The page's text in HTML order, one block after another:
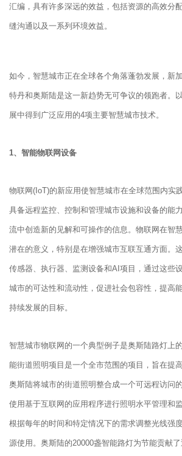
汇编，具有许多深远的效益，包括资源的高效分
缝沟通以及一系列环境效益。
如今，智慧城市正在全球各个角落蓬勃发展，新
特丹和奥斯陆是这一新趋势无可争议的领跑者。
展中得到广泛应用的4项主要智慧城市技术。
1、智能物联网设备
物联网(IoT)的新应用使智慧城市在全球范围内实
具备远程监控、控制和管理城市设施和设备的能
流中创造新的见解和可操作的信息。物联网在智
潜在的意义，特别是在增强城市互联互通方面。
传感器、执行器、监测设备和AI项目，通过这些
城市的可达性和流动性，促进社会包容性，提高
持续发展的目标。
智慧城市物联网的一个典型例子是奥斯陆路灯上
能街道照明项目是一个全市范围的项目，旨在提
奥斯陆将城市的街道照明整合成一个可远程访问
使用基于互联网的应用程序进行照明水平管理和
根据每年的时间和特定情况下的需求调整光线强
源使用。奥斯陆的20000盏智能路灯为节能贡献了